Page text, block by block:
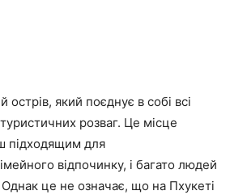
який поєднує в собі всі
розваг. Це місце
підходящим для
відпочинку, і багато людей
Однак це не означає, що на Пхукеті